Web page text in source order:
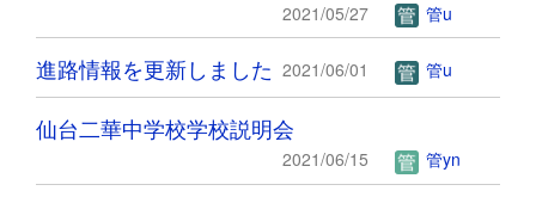
2021/05/27 管u
進路情報を更新しました 2021/06/01 管u
仙台二華中学校学校説明会
2021/06/15 管yn